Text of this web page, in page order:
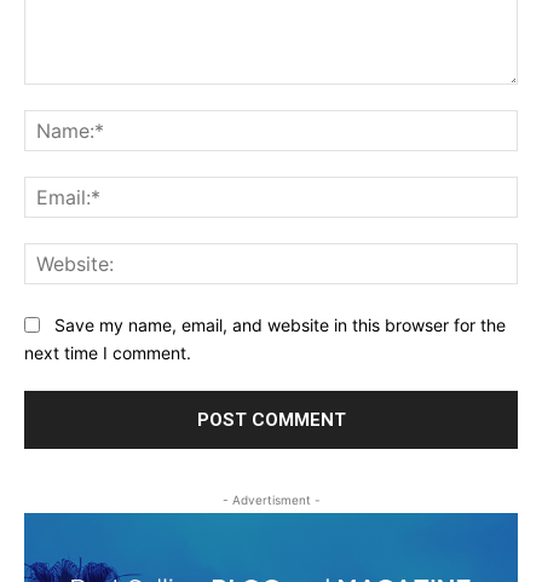
Save my name, email, and website in this browser for the
next time I comment.
- Advertisment -